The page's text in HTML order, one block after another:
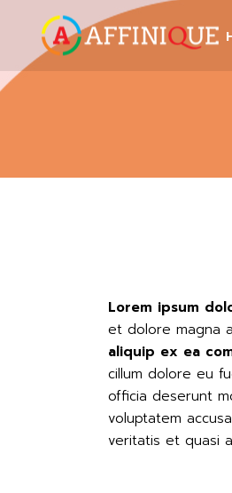
Lorem ipsum
et dolore magna
aliquip ex ea
cillum dolore eu
officia deserunt
voluptatem
veritatis et quasi